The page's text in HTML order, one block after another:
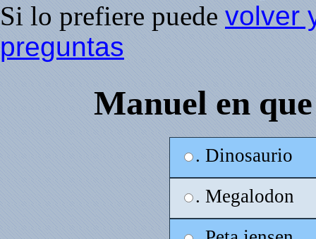
Si lo prefiere puede volver
preguntas
Manuel en
. Dinosaurio
. Megalodon